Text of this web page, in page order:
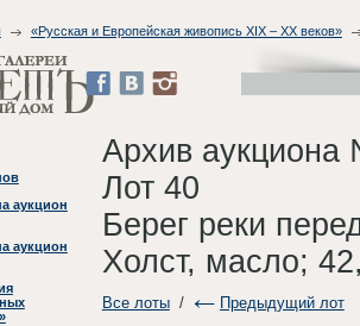
«Русская и Европейская живопись XIX – XX веков»
аукцион
аукцион
Архив
Лот 40
Берег реки
Холст, масло;
Все лоты/ Предыдущий лот